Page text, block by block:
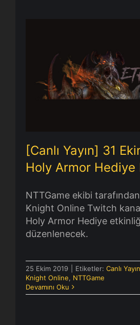
[Canlı Yayın] 31 Ekim
Armor Hediye
[Canlı Yayın] 31
Holy Armor Hediye
NTTGame ekibi
Knight Online Twitch
Holy Armor Hediye
düzenlenecek.
25 Ekim 2019 Etiketler: Canlı Yayın
Knight Online, NTTGame
Devamını Oku